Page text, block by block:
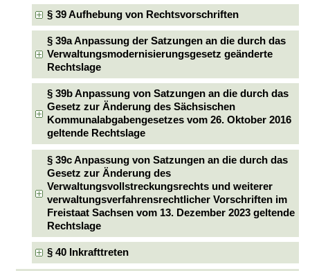
§ 39 Aufhebung von Rechtsvorschriften
§ 39a Anpassung der Satzungen an die durch das
Verwaltungsmodernisierungsgesetz geänderte
Rechtslage
§ 39b Anpassung von Satzungen an die durch das
Gesetz zur Änderung des Sächsischen
Kommunalabgabengesetzes vom 26. Oktober 2016
geltende Rechtslage
§ 39c Anpassung von Satzungen an die durch das
Gesetz zur Änderung des
Verwaltungsvollstreckungsrechts und weiterer
verwaltungsverfahrensrechtlicher Vorschriften im
Freistaat Sachsen vom 13. Dezember 2023 geltende
Rechtslage
§ 40 Inkrafttreten